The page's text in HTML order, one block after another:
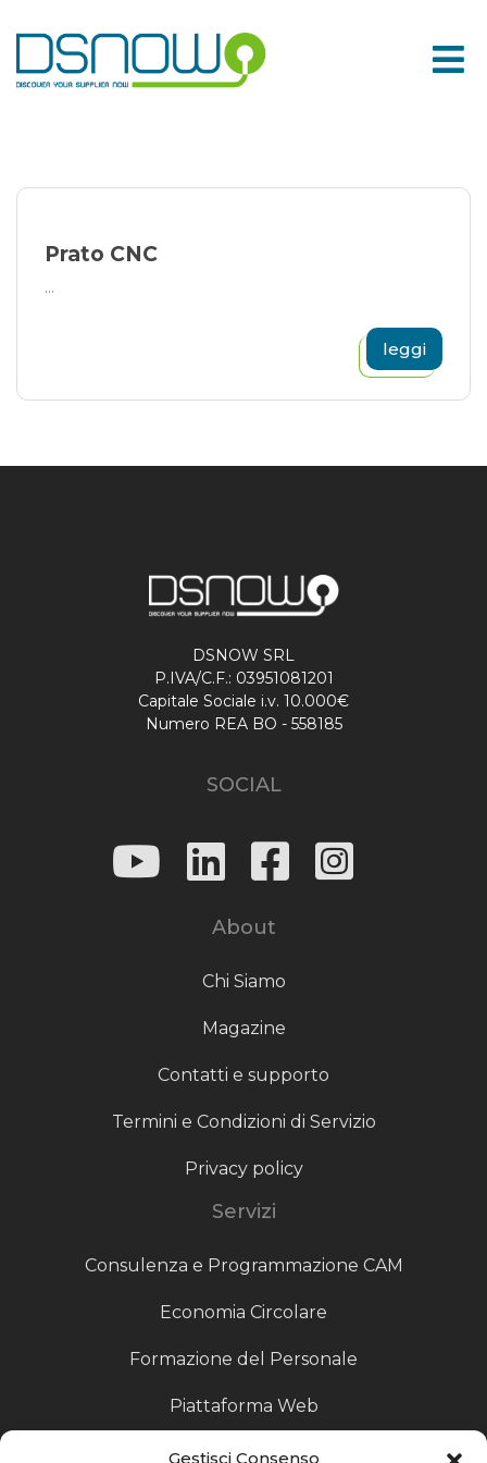
Gestisci Consenso
to
content
Prato CNC
...
leggi
DSNOW SRL
P.IVA/C.F.: 03951081201
Capitale Sociale i.v. 10.000€
Numero REA BO - 558185
SOCIAL
About
Chi Siamo
Magazine
Contatti e supporto
Termini e Condizioni di Servizio
Privacy policy
Servizi
Consulenza e Programmazione CAM
Economia Circolare
Formazione del Personale
Piattaforma Web
Scouting fornitori